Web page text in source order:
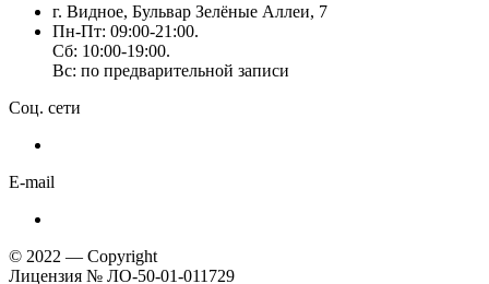
г. Видное, Бульвар Зелёные Аллеи, 7
Пн-Пт: 09:00-21:00.
Сб: 10:00-19:00.
Вс: по предварительной записи
Соц. сети
E-mail
© 2022 — Copyright
Лицензия № ЛО-50-01-011729